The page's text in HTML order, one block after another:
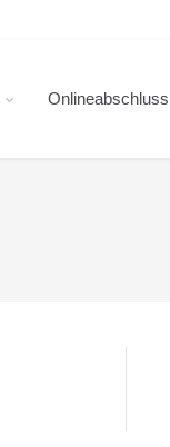
Onlineabschluss